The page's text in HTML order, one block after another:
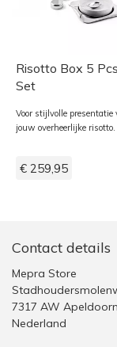
Risotto Box 5
Set
Voor stijlvolle presentatie
jouw overheerlijke risotto.
€ 259,95
Contact details
Mepra Store
7317 AW Apeldoorn
Nederland